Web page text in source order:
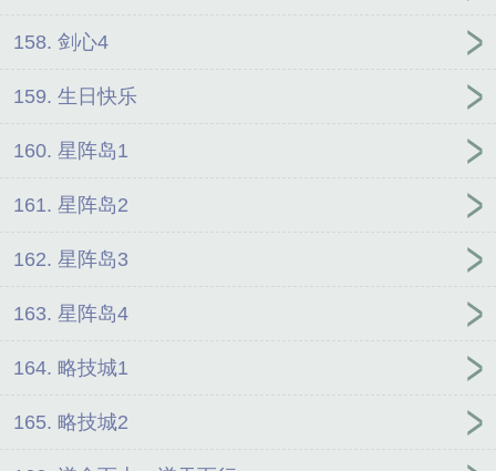
158. 剑心4
159. 生日快乐
160. 星阵岛1
161. 星阵岛2
162. 星阵岛3
163. 星阵岛4
164. 略技城1
165. 略技城2